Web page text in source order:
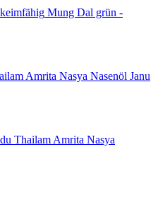
Mung Dal grün -
Amrita Nasya Nasenöl Janu
Amrita Nasya